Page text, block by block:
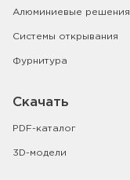
Алюминиевые решения
Системы открывания
Фурнитура
Скачать
PDF-каталог
3D-модели